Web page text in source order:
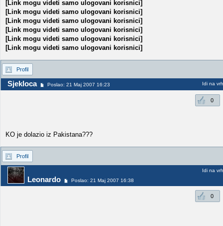
[Link mogu videti samo ulogovani korisnici]
[Link mogu videti samo ulogovani korisnici]
[Link mogu videti samo ulogovani korisnici]
[Link mogu videti samo ulogovani korisnici]
[Link mogu videti samo ulogovani korisnici]
[Link mogu videti samo ulogovani korisnici]
Profil
Sjekloca Poslao: 21 Maj 2007 16:23 Idi na vrh
0
KO je dolazio iz Pakistana???
Profil
Leonardo Poslao: 21 Maj 2007 16:38
Idi na vrh
0